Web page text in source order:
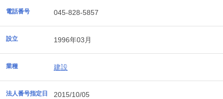
電話番号 045-828-5857
設立 1996年03月
業種 建設
法人番号指定日 2015/10/05